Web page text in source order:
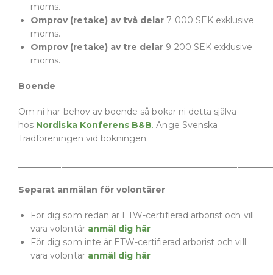
moms.
Omprov (retake) av två delar 7 000 SEK exklusive
moms.
Omprov (retake)av tre delar 9 200 SEK exklusive
moms.
Boende
Om ni har behov av boende så bokar ni detta själva
hos Nordiska Konferens B&B. Ange Svenska
Trädföreningen vid bokningen.
Separat anmälan för volontärer
För dig som redan är ETW-certifierad arborist och vill
vara volontär anmäl dig här
För dig som inte är ETW-certifierad arborist och vill
vara volontär anmäl dig här